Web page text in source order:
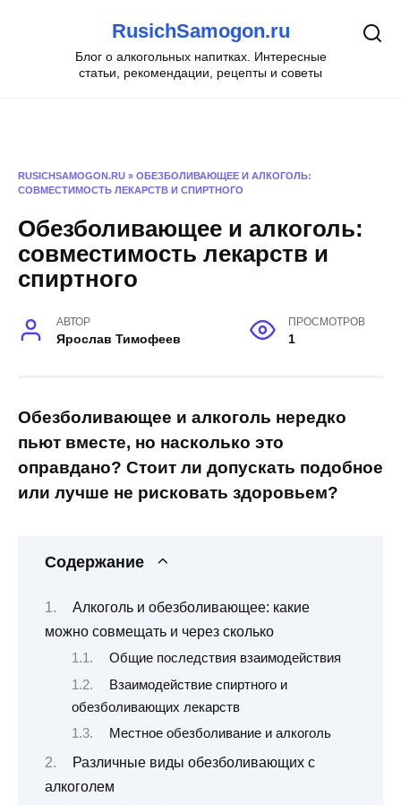
содержанию
RusichSamogon.ru
Блог о алкогольных напитках. Интересные
статьи, рекомендации, рецепты и советы
RUSICHSAMOGON.RU » ОБЕЗБОЛИВАЮЩЕЕ И АЛКОГОЛЬ:
СОВМЕСТИМОСТЬ ЛЕКАРСТВ И СПИРТНОГО
Обезболивающее и алкоголь:
совместимость лекарств и
спиртного
АВТОР
Ярослав Тимофеев
ПРОСМОТРОВ
1
Обезболивающее и алкоголь нередко
пьют вместе, но насколько это
оправдано? Стоит ли допускать подобное
или лучше не рисковать здоровьем?
Содержание
Алкоголь и обезболивающее: какие
можно совмещать и через сколько
Общие последствия взаимодействия
Взаимодействие спиртного и
обезболивающих лекарств
Местное обезболивание и алкоголь
Различные виды обезболивающих с
алкоголем